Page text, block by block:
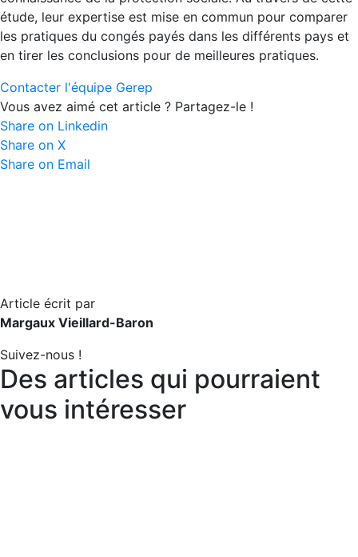
étude, leur expertise est mise en commun pour comparer
les pratiques du congés payés dans les différents pays et
en tirer les conclusions pour de meilleures pratiques.
Contacter l'équipe Gerep
Vous avez aimé cet article ? Partagez-le !
Share on Linkedin
Share on X
Share on Email
Article écrit par
Margaux Vieillard-Baron
Suivez-nous !
Des articles qui pourraient
vous intéresser